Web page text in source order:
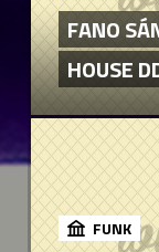
FANO
HOUSE
FUNK